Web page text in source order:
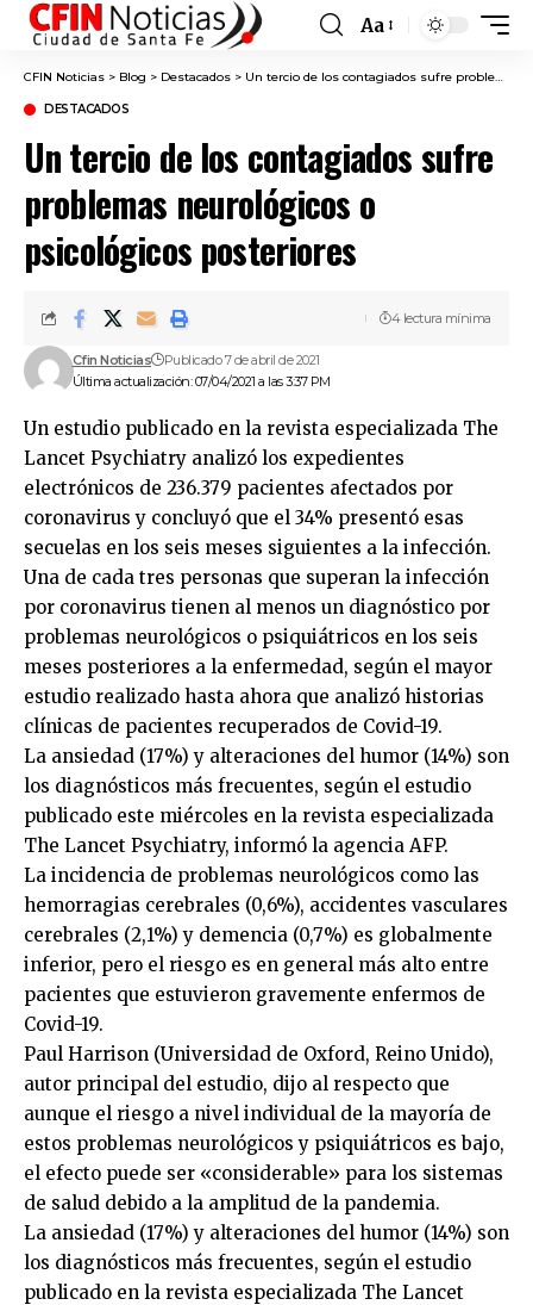
Font
Resizer
Aa
CFIN Noticias > Blog > Destacados > Un tercio de los contagiados sufre problemas neurológicos o psicológicos posteriores
DESTACADOS
Un tercio de los contagiados sufre
problemas neurológicos o
psicológicos posteriores
Última actualización: 07/04/2021 a las 3:37 PM
Cfin Noticias Publicado 7 de abril de 2021
4 lectura mínima
Un estudio publicado en la revista especializada The
Lancet Psychiatry analizó los expedientes
electrónicos de 236.379 pacientes afectados por
coronavirus y concluyó que el 34% presentó esas
secuelas en los seis meses siguientes a la infección.
Una de cada tres personas que superan la infección
por coronavirus tienen al menos un diagnóstico por
problemas neurológicos o psiquiátricos en los seis
meses posteriores a la enfermedad, según el mayor
estudio realizado hasta ahora que analizó historias
clínicas de pacientes recuperados de Covid-19.
La ansiedad (17%) y alteraciones del humor (14%) son
los diagnósticos más frecuentes, según el estudio
publicado este miércoles en la revista especializada
The Lancet Psychiatry, informó la agencia AFP.
La incidencia de problemas neurológicos como las
hemorragias cerebrales (0,6%), accidentes vasculares
cerebrales (2,1%) y demencia (0,7%) es globalmente
inferior, pero el riesgo es en general más alto entre
pacientes que estuvieron gravemente enfermos de
Covid-19.
Paul Harrison (Universidad de Oxford, Reino Unido),
autor principal del estudio, dijo al respecto que
aunque el riesgo a nivel individual de la mayoría de
estos problemas neurológicos y psiquiátricos es bajo,
el efecto puede ser «considerable» para los sistemas
de salud debido a la amplitud de la pandemia.
La ansiedad (17%) y alteraciones del humor (14%) son
los diagnósticos más frecuentes, según el estudio
publicado en la revista especializada The Lancet